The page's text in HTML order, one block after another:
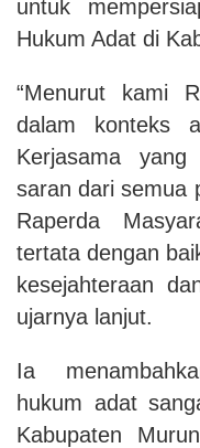
untuk
Hukum Adat di
“Menurut kami
dalam konteks
Kerjasama
saran dari semua
Raperda
tertata dengan
kesejahteraan
ujarnya lanjut.
Ia
hukum adat
Kabupaten